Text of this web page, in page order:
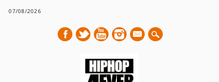
07/08/2026
mail